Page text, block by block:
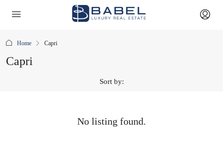
Home Capri
Capri
Sort by:
No listing found.